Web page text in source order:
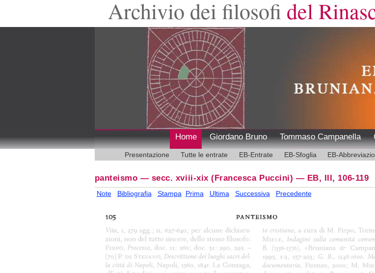
Archivio dei filosofi del
Home Giordano Bruno Tommaso Campanella
Presentazione Tutte le entrate EB-Entrate EB-Sfoglia EB-
panteismo — secc. xviii-xix(Francesca Puccini) — EB, III, 106-119
Note Bibliografia Stampa Prima Ultima Successiva Precedente